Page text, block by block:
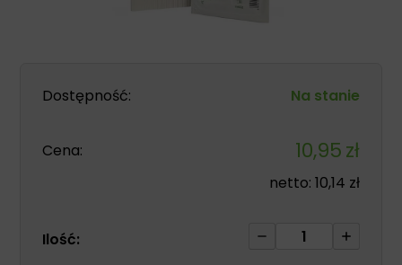
Dostępność: Na stanie
Cena: 10,95zł
netto: 10,14 zł
Ilość:
ilość